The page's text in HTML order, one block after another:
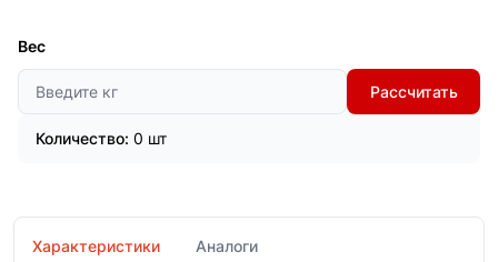
Вес
Рассчитать
Количество: 0 шт
Характеристики Аналоги